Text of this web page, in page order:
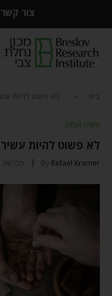
צור קשר
בית לא פשוט להיות
פשוט ועמוק
לא פשוט להיות
By Refael Kramer פברואר 13, 2022